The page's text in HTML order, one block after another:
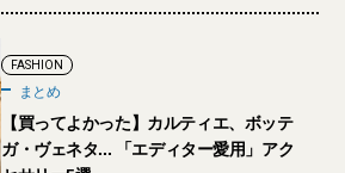
FASHION
まとめ
【買ってよかった】カルティエ、ボッテ
ガ・ヴェネタ... 「エディター愛用」アク